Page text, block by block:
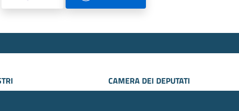
CAMERA DEI DEPUTATI